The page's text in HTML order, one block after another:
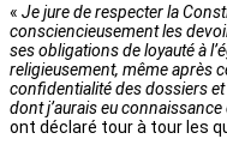
« Je jure de respecter la
consciencieusement les
ses obligations de loyauté à
religieusement, même après
confidentialité des dossiers
dont j’aurais eu
ont déclaré tour à tour les